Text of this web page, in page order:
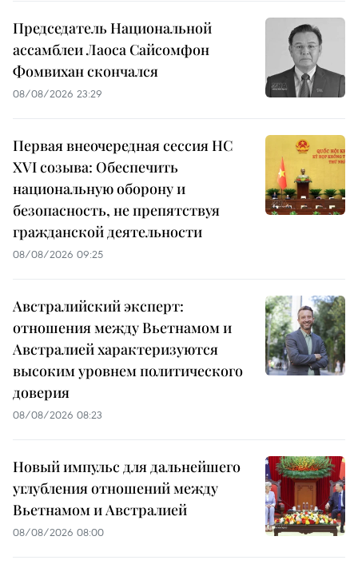
Председатель Национальной
ассамблеи Лаоса Сайсомфон
Фомвихан скончался
08/08/2026 23:29
Первая внеочередная сессия НС
XVI созыва: Обеспечить
национальную оборону и
безопасность, не препятствуя
гражданской деятельности
08/08/2026 09:25
Австралийский эксперт:
отношения между Вьетнамом и
Австралией характеризуются
высоким уровнем политического
доверия
08/08/2026 08:23
Новый импульс для дальнейшего
углубления отношений между
Вьетнамом и Австралией
08/08/2026 08:00